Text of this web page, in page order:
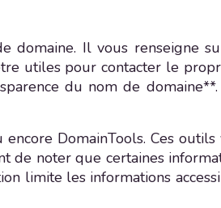
domaine. Il vous renseigne
utiles pour contacter le
du nom de
DomainTools. Ces
de noter que certaines
limite les informations